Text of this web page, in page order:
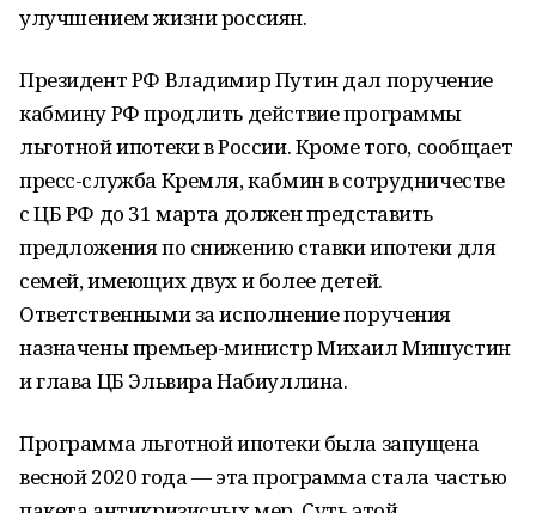
улучшением жизни россиян.
Президент РФ Владимир Путин дал поручение
кабмину РФ продлить действие программы
льготной ипотеки в России. Кроме того, сообщает
пресс-служба Кремля, кабмин в сотрудничестве
с ЦБ РФ до 31 марта должен представить
предложения по снижению ставки ипотеки для
семей, имеющих двух и более детей.
Ответственными за исполнение поручения
назначены премьер-министр Михаил Мишустин
и глава ЦБ Эльвира Набиуллина.
Программа льготной ипотеки была запущена
весной 2020 года — эта программа стала частью